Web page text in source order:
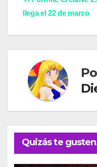
de
llega el 22 de marzo
Quizás te